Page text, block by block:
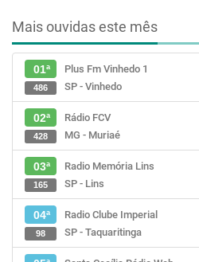
Mais ouvidas este mês
01ª
Plus Fm Vinhedo 1
SP - Vinhedo
486
02ª
Rádio FCV
MG - Muriaé
428
03ª
Radio Memória Lins
SP - Lins
165
04ª
Radio Clube Imperial
SP - Taquaritinga
98